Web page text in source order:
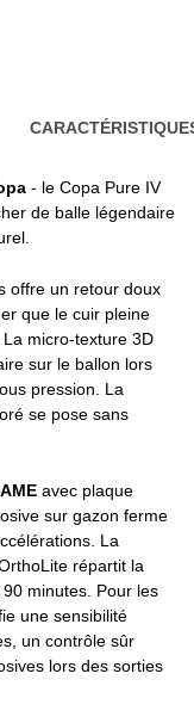
- le Copa Pure IV
de balle légendaire
offre un retour doux
que le cuir pleine
micro-texture 3D
sur le ballon lors
pression. La
se pose sans
avec plaque
sur gazon ferme
La
répartit la
minutes. Pour les
une sensibilité
un contrôle sûr
lors des sorties